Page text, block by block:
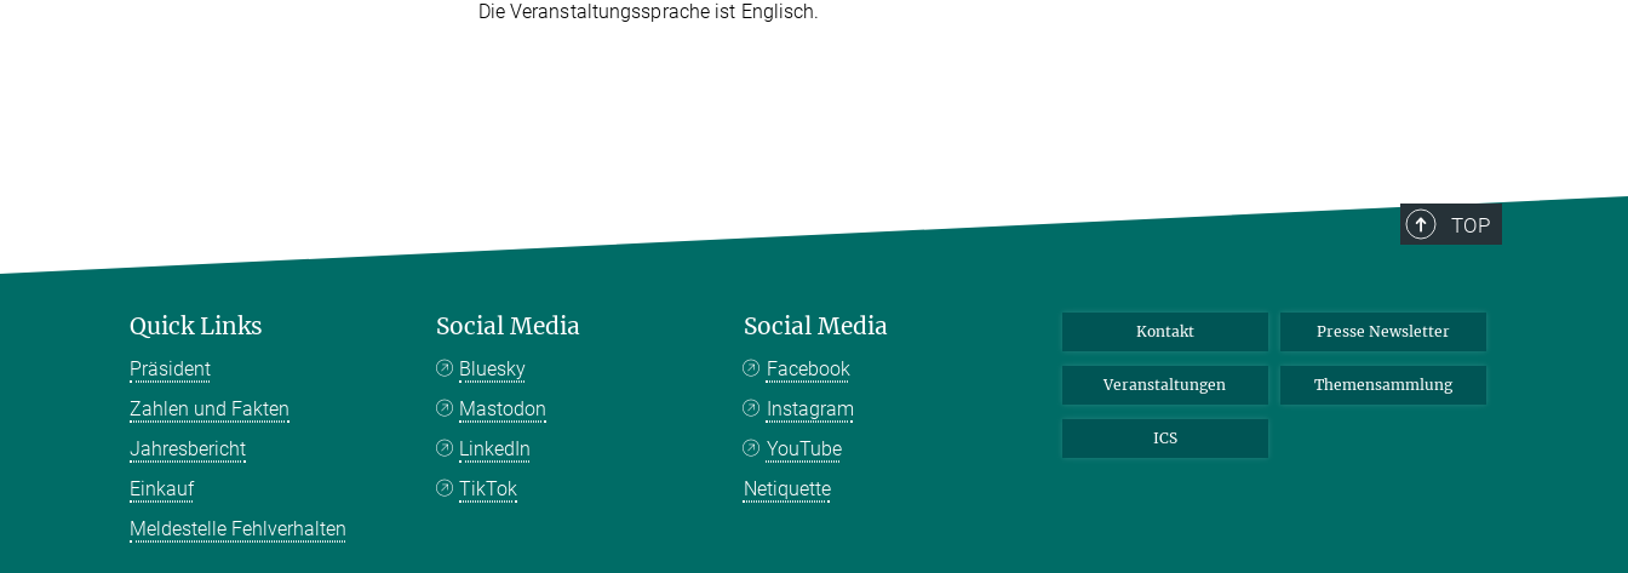
Die Veranstaltungssprache ist Englisch.
TOP
Quick Links
Präsident
Zahlen und Fakten
Jahresbericht
Einkauf
Meldestelle Fehlverhalten
Social Media
Bluesky
Mastodon
LinkedIn
TikTok
Social Media
Facebook
Instagram
YouTube
Netiquette
Kontakt Presse Newsletter
Veranstaltungen Themensammlung
ICS